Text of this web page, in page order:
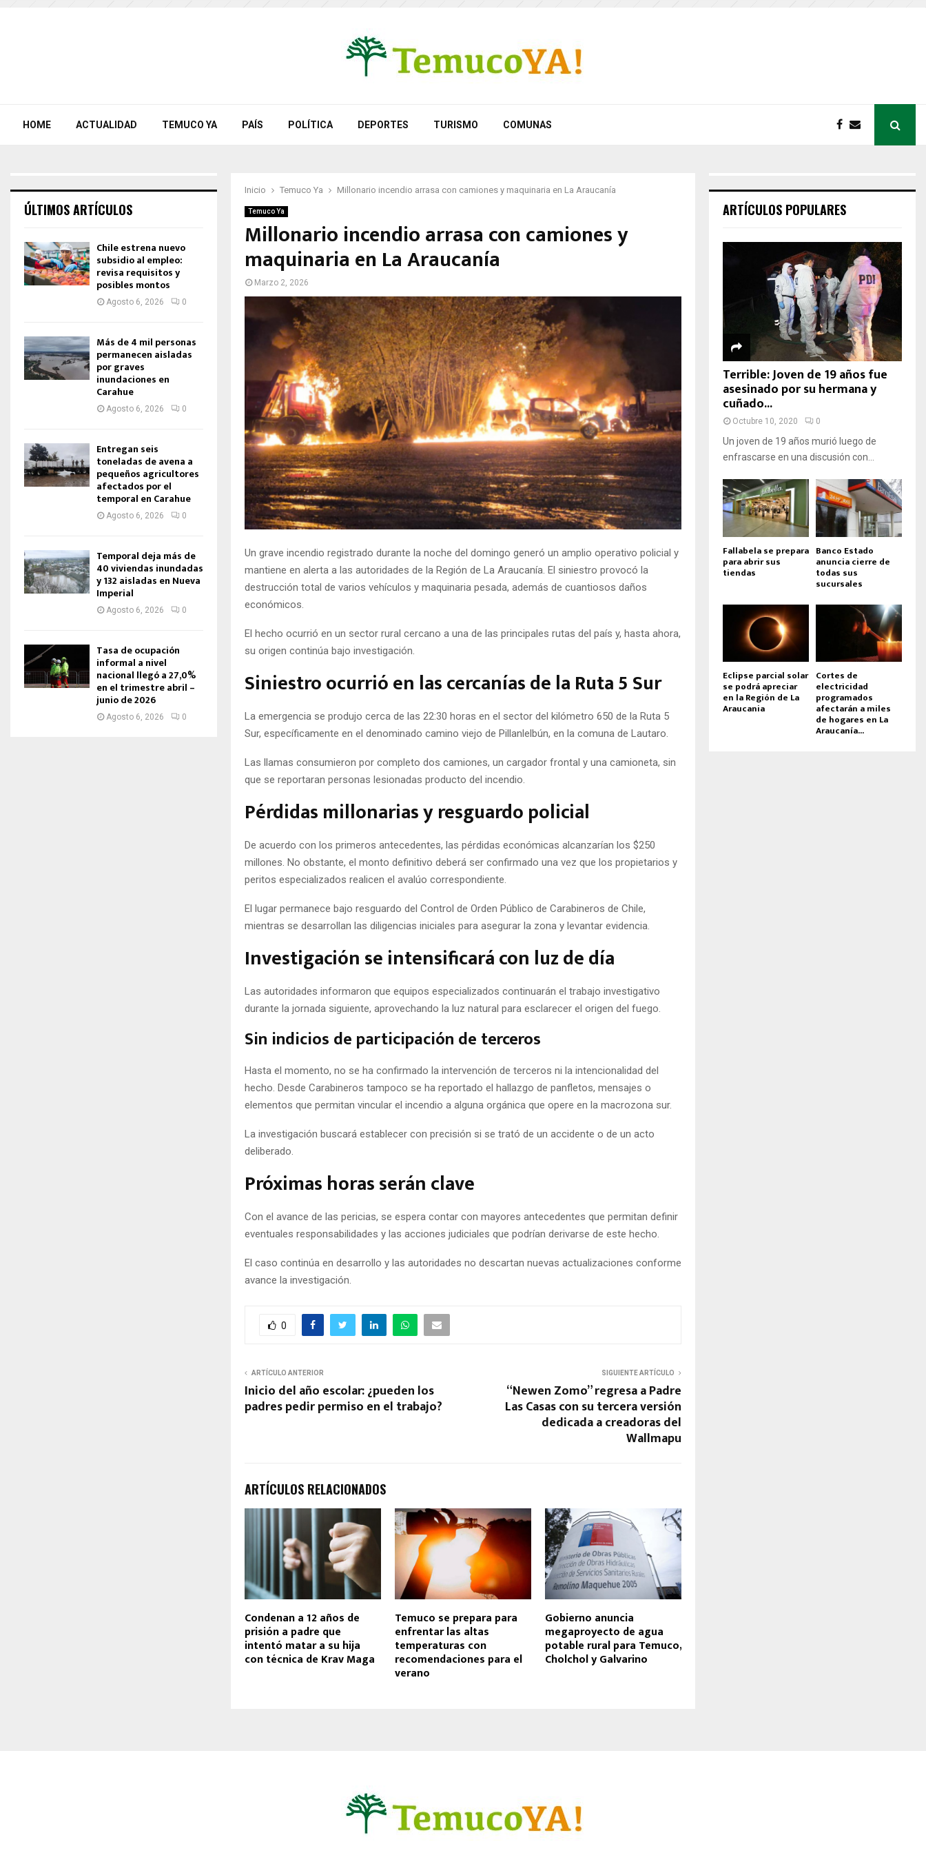
HOME ACTUALIDAD TEMUCO YA PAÍS POLÍTICA DEPORTES TURISMO COMUNAS
Inicio Temuco Ya Millonario incendio arrasa con camiones y maquinaria en La Araucanía
Temuco Ya
Millonario incendio arrasa con camiones y
maquinaria en La Araucanía
Marzo 2, 2026
Un grave incendio registrado durante la noche del domingo generó un amplio operativo policial y
mantiene en alerta a las autoridades de la Región de La Araucanía. El siniestro provocó la
destrucción total de varios vehículos y maquinaria pesada, además de cuantiosos daños
económicos.
El hecho ocurrió en un sector rural cercano a una de las principales rutas del país y, hasta ahora,
su origen continúa bajo investigación.
Siniestro ocurrió en las cercanías de la Ruta 5 Sur
La emergencia se produjo cerca de las 22:30 horas en el sector del kilómetro 650 de la Ruta 5
Sur, específicamente en el denominado camino viejo de Pillanlelbún, en la comuna de Lautaro.
Las llamas consumieron por completo dos camiones, un cargador frontal y una camioneta, sin
que se reportaran personas lesionadas producto del incendio.
Pérdidas millonarias y resguardo policial
De acuerdo con los primeros antecedentes, las pérdidas económicas alcanzarían los $250
millones. No obstante, el monto definitivo deberá ser confirmado una vez que los propietarios y
peritos especializados realicen el avalúo correspondiente.
El lugar permanece bajo resguardo del Control de Orden Público de Carabineros de Chile,
mientras se desarrollan las diligencias iniciales para asegurar la zona y levantar evidencia.
Investigación se intensificará con luz de día
Las autoridades informaron que equipos especializados continuarán el trabajo investigativo
durante la jornada siguiente, aprovechando la luz natural para esclarecer el origen del fuego.
Sin indicios de participación de terceros
Hasta el momento, no se ha confirmado la intervención de terceros ni la intencionalidad del
hecho. Desde Carabineros tampoco se ha reportado el hallazgo de panfletos, mensajes o
elementos que permitan vincular el incendio a alguna orgánica que opere en la macrozona sur.
La investigación buscará establecer con precisión si se trató de un accidente o de un acto
deliberado.
Próximas horas serán clave
Con el avance de las pericias, se espera contar con mayores antecedentes que permitan definir
eventuales responsabilidades y las acciones judiciales que podrían derivarse de este hecho.
El caso continúa en desarrollo y las autoridades no descartan nuevas actualizaciones conforme
avance la investigación.
0
ARTÍCULO ANTERIOR
Inicio del año escolar: ¿pueden los
padres pedir permiso en el trabajo?
SIGUIENTE ARTÍCULO
“Newen Zomo” regresa a Padre
Las Casas con su tercera versión
dedicada a creadoras del
Wallmapu
ARTÍCULOS RELACIONADOS
Condenan a 12 años de
prisión a padre que
intentó matar a su hija
con técnica de Krav Maga
Temuco se prepara para
enfrentar las altas
temperaturas con
recomendaciones para el
verano
Gobierno anuncia
megaproyecto de agua
potable rural para Temuco,
Cholchol y Galvarino
ÚLTIMOS ARTÍCULOS
Chile estrena nuevo
subsidio al empleo:
revisa requisitos y
posibles montos
Agosto 6, 2026 0
Más de 4 mil personas
permanecen aisladas
por graves
inundaciones en
Carahue
Agosto 6, 2026 0
Entregan seis
toneladas de avena a
pequeños agricultores
afectados por el
temporal en Carahue
Agosto 6, 2026 0
Temporal deja más de
40 viviendas inundadas
y 132 aisladas en Nueva
Imperial
Agosto 6, 2026 0
Tasa de ocupación
informal a nivel
nacional llegó a 27,0%
en el trimestre abril –
junio de 2026
Agosto 6, 2026 0
ARTÍCULOS POPULARES
Terrible: Joven de 19 años fue
asesinado por su hermana y
cuñado...
Octubre 10, 2020 0
Un joven de 19 años murió luego de
enfrascarse en una discusión con...
Fallabela se prepara
para abrir sus
tiendas
Banco Estado
anuncia cierre de
todas sus
sucursales
Eclipse parcial solar
se podrá apreciar
en la Región de La
Araucania
Cortes de
electricidad
programados
afectarán a miles
de hogares en La
Araucanía...